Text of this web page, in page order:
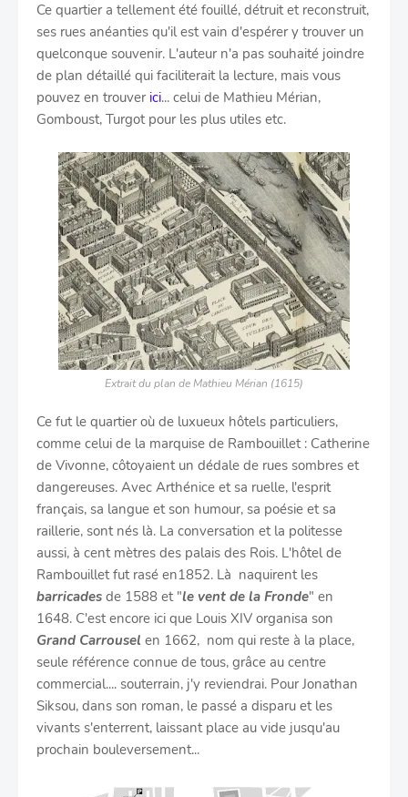
Ce quartier a tellement été fouillé, détruit et reconstruit,
ses rues anéanties qu'il est vain d'espérer y trouver un
quelconque souvenir. L'auteur n'a pas souhaité joindre
de plan détaillé qui faciliterait la lecture, mais vous
pouvez en trouver ici... celui de Mathieu Mérian,
Gomboust, Turgot pour les plus utiles etc.
Extrait du plan de Mathieu Mérian (1615)
Ce fut le quartier où de luxueux hôtels particuliers,
comme celui de la marquise de Rambouillet : Catherine
de Vivonne, côtoyaient un dédale de rues sombres et
dangereuses. Avec Arthénice et sa ruelle, l'esprit
français, sa langue et son humour, sa poésie et sa
raillerie, sont nés là. La conversation et la politesse
aussi, à cent mètres des palais des Rois. L'hôtel de
Rambouillet fut rasé en1852. Là naquirent les
barricades de 1588 et "le vent de la Fronde" en
1648. C'est encore ici que Louis XIV organisa son
Grand Carrousel en 1662, nom qui reste à la place,
seule référence connue de tous, grâce au centre
commercial.... souterrain, j'y reviendrai. Pour Jonathan
Siksou, dans son roman, le passé a disparu et les
vivants s'enterrent, laissant place au vide jusqu'au
prochain bouleversement...